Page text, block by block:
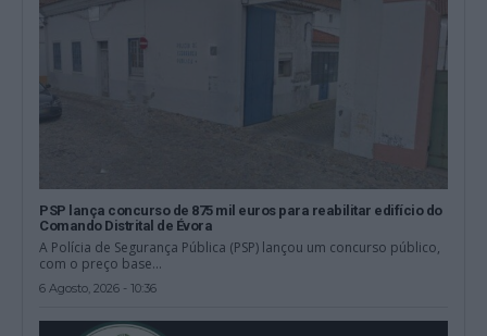
PSP lança concurso de 875 mil euros para reabilitar edifício do
Comando Distrital de Évora
A Polícia de Segurança Pública (PSP) lançou um concurso público,
com o preço base...
6 Agosto, 2026 - 10:36